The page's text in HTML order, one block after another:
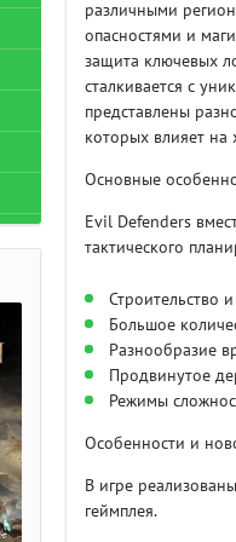
различными
опасностями и
защита ключевых
сталкивается с
представлены
которых влияет
Основные
Evil Defenders
тактического
Строительство
Большое
Разнообразие
Продвинутое
Режимы
Особенности и
В игре
геймплея.